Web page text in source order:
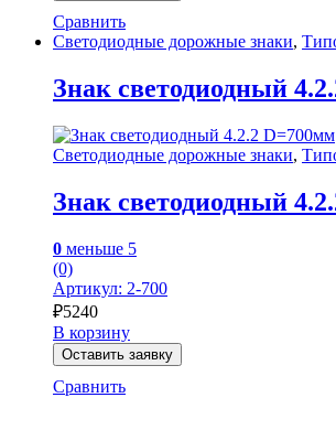
Сравнить
Светодиодные дорожные знаки,
Знак светодиодный
Светодиодные дорожные знаки,
Знак светодиодный
0 меньше 5
(0)
Артикул: 2-700
₽5240
В корзину
Оставить заявку
Сравнить